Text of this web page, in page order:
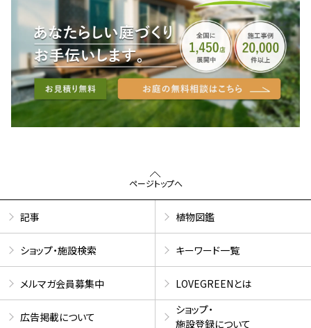
ページトップへ
記事 植物図鑑
ショップ・施設検索 キーワード一覧
メルマガ会員募集中 LOVEGREENとは
広告掲載について
ショップ・
施設登録について